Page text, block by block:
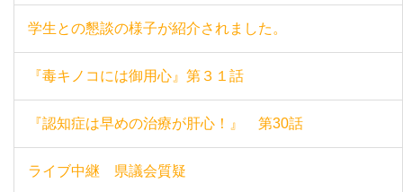
学生との懇談の様子が紹介されました。
『毒キノコには御用心』第３１話
『認知症は早めの治療が肝心！』 第30話
ライブ中継 県議会質疑